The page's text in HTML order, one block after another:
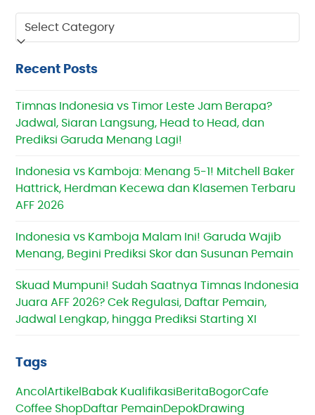
Categories
Recent Posts
Timnas Indonesia vs Timor Leste Jam Berapa?
Jadwal, Siaran Langsung, Head to Head, dan
Prediksi Garuda Menang Lagi!
Indonesia vs Kamboja: Menang 5-1! Mitchell Baker
Hattrick, Herdman Kecewa dan Klasemen Terbaru
AFF 2026
Indonesia vs Kamboja Malam Ini! Garuda Wajib
Menang, Begini Prediksi Skor dan Susunan Pemain
Skuad Mumpuni! Sudah Saatnya Timnas Indonesia
Juara AFF 2026? Cek Regulasi, Daftar Pemain,
Jadwal Lengkap, hingga Prediksi Starting XI
Tags
Ancol Artikel Babak KualifikasiBeritaBogorCafe
Coffee ShopDaftar PemainDepokDrawing